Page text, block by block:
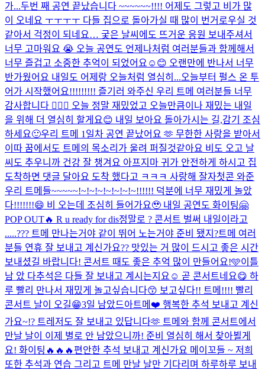
가...두번 째 공연 끝났습니다 ~~~~~~!!!! 어제도 그렇고 비가 많
이 오네요 ㅜㅜㅜㅜ 다들 집으로 돌아가실 때 많이 번거로우실 것
같아서 걱정이 되네요… 궂은 날씨에도 뜨거운 응원 보내주셔서
너무 고마워요 😭 오늘 공연도 언제나처럼 여러분들과 함께해서
너무 즐겁고 소중한 추억이 되었어요☺️😊 오랜만에 반나서 너무
반가웠어요 내일도 어제랑 오늘처럼 열심히...오늘부터 펄스 온 투
어가 시작했어요!!!!!!!!! 즐기러 와주신 우리 트메 여러분들 너무
감사합니다 🙇🏻‍♂️ 오늘 정말 재밌었고 오늘만큼이나 재밌는 내일
을 위해 더 열심히 할게요😊 내일 보아요 돌아가시는 길,감기 조심
하세요🙂우리 트메 1일차 공연 끝났어요 🫶 무한한 사랑을 받아서
이따 꿈에서도 트메의 목소리가 울려 퍼질것같아요 비도 오고 날
씨도 추우니까 건강 잘 챙겨요 아프지마 귀가 안전하게 하시고 집
도착하면 댓글 달아요 도착 했다고 ㅋㅋㅋ 사랑해 잘자첫콘 와준
우리 트메들~~~~~!~!~!~!~!~!~!~!!!!!! 덕분에 너무 재밌게 놀았
다!!!!!!!😄 비 오는데 조심히 들어가요🥹 내일 공연도 화이팅🤗
POP OUT🔥 R u ready for dis정말로 ? 콘서트 벌써 내일이라고
.....??? 트메 만나는거야 같이 뛰어 노는거야 준비 됐지?트메 여러
분들 연휴 잘 보내고 계신가요?? 맛있는 거 많이 드시고 좋은 시간
보내셨길 바랍니다! 콘서트 때도 좋은 추억 많이 만들어요!🩵이틀
남 았 다추석은 다들 잘 보내고 계시는지요☺️ 곧 콘서트네요😋 하
루 빨리 만나서 재밌게 놀고싶습니다😙 보고싶다!! 트메!!!! 빨리
콘서트 날이 오길😁3일 남았드아트메❤️ 행복한 추석 보내고 계신
가요~!? 트레저도 잘 보내고 있답니다🫶 트메와 함께 콘서트에서
만날 날이 이제 별로 안 남았으니까! 준비 열심히 해서 찾아뵐게
요! 화이팅🔥🔥🔥편안한 추석 보내고 계신가요 메이꼬들 ~ 저희
또한 추석과 연습 그리고 트메 만날 날만 기다리며 하루하루 보내